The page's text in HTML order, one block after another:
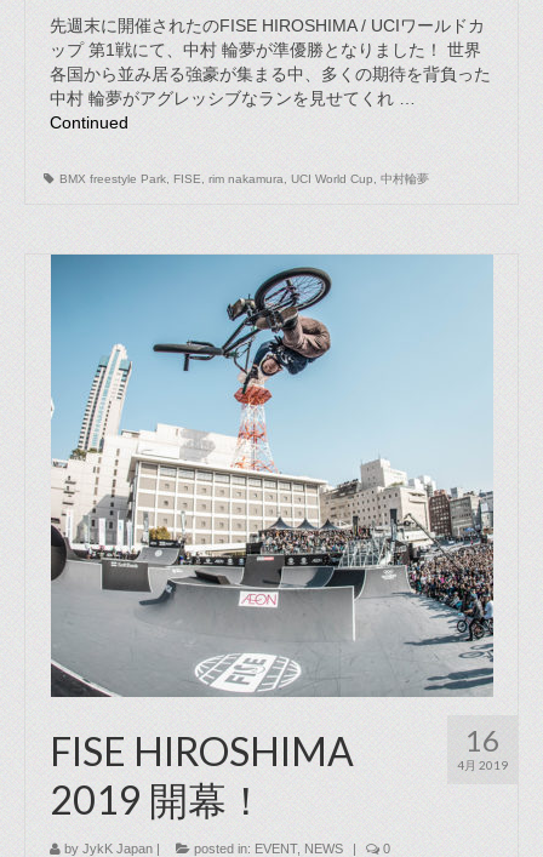
先週末に開催されたのFISE HIROSHIMA / UCIワールドカ
ップ 第1戦にて、中村 輪夢が準優勝となりました！ 世界
各国から並み居る強豪が集まる中、多くの期待を背負った
中村 輪夢がアグレッシブなランを見せてくれ …
Continued
BMX freestyle Park FISE rim nakamura UCI World Cup 中村輪夢
16
4月 2019
FISE HIROSHIMA
2019 開幕！
by JykK Japan | posted in: EVENT, NEWS | 0